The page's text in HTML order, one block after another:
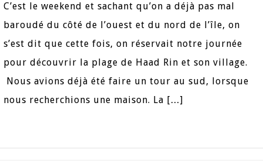
C’est le weekend et sachant qu’on a déjà pas mal
baroudé du côté de l’ouest et du nord de l’île, on
s’est dit que cette fois, on réservait notre journée
pour découvrir la plage de Haad Rin et son village.
Nous avions déjà été faire un tour au sud, lorsque
nous recherchions une maison. La […]